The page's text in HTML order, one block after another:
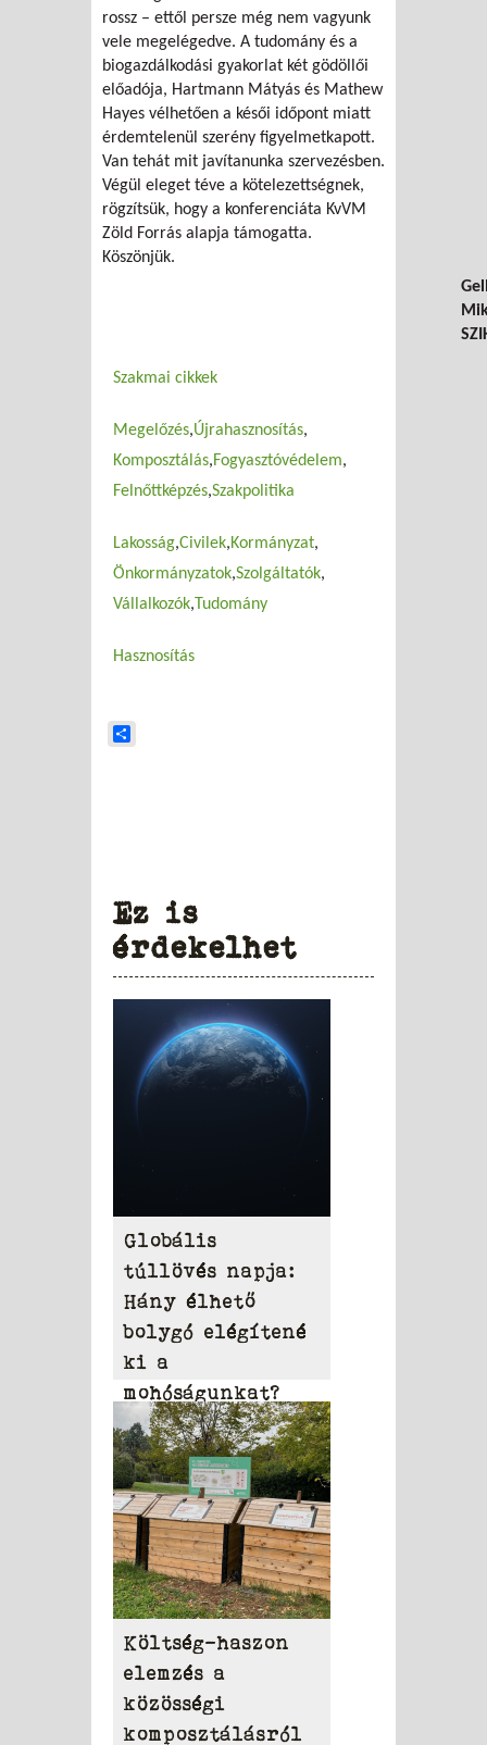
rossz – ettől persze még nem vagyunk
vele megelégedve. A tudomány és a
biogazdálkodási gyakorlat két gödöllői
előadója, Hartmann Mátyás és Mathew
Hayes vélhetően a késői időpont miatt
érdemtelenül szerény figyelmetkapott.
Van tehát mit javítanunka szervezésben.
Végül eleget téve a kötelezettségnek,
rögzítsük, hogy a konferenciáta KvVM
Zöld Forrás alapja támogatta.
Köszönjük.
Szakmai cikkek
Megelőzés Újrahasznosítás
Komposztálás Fogyasztóvédelem
Felnőttképzés Szakpolitika
Lakosság Civilek Kormányzat
Önkormányzatok Szolgáltatók
Vállalkozók Tudomány
Hasznosítás
Ez is
érdekelhet
Globális
túllövés napja:
Hány élhető
bolygó elégítené
ki a
mohóságunkat?
Költség-haszon
elemzés a
közösségi
komposztálásról